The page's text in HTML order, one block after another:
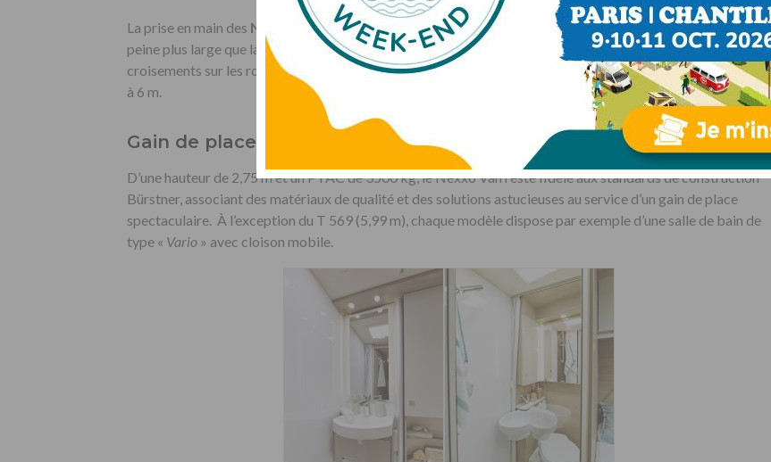
La prise en main des Nexxo Vanne devrait pas poser de problème compte tenu de la taille de la cellule, à
peine plus large que la cabine, et des bras de rétroviseurs raccourcis. C’est un bon avantage dans les
croisements sur les routes étroites. Le passage en 140 ch. (+985 €) sera privilégié sur les unités supérieures
à 6 m.
Gain de place dans la salle d’eau
D’une hauteur de 2,75 m et un PTAC de 3500 kg, le Nexxo Van reste fidèle aux standards de construction
Bürstner, associant des matériaux de qualité et des solutions astucieuses au service d’un gain de place
spectaculaire. À l’exception du T 569 (5,99 m), chaque modèle dispose par exemple d’une salle de bain de
type « Vario » avec cloison mobile.